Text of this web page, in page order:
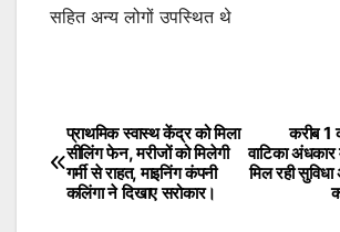
सहित अन्य लोगों उपस्थित थे
Post
navigation
करीब 1
वाटिका अंधकार
मिल रही
प्राथमिक स्वास्थ केंद्र को मिला
सीलिंग फेन, मरीजों को मिलेगी
गर्मी से राहत, माइनिंग कंपनी
कलिंगा ने दिखाए सरोकार।